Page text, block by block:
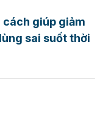
cách giúp giảm
sai suốt thời